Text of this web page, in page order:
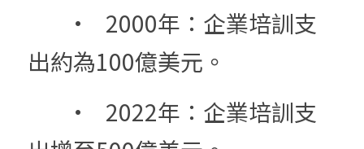
出約為100億美元。